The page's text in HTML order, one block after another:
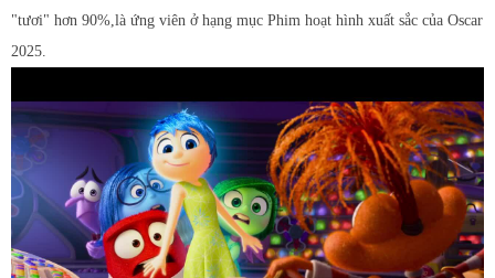
"tươi" hơn 90%,là ứng viên ở hạng mục Phim hoạt hình xuất sắc của Oscar
2025.